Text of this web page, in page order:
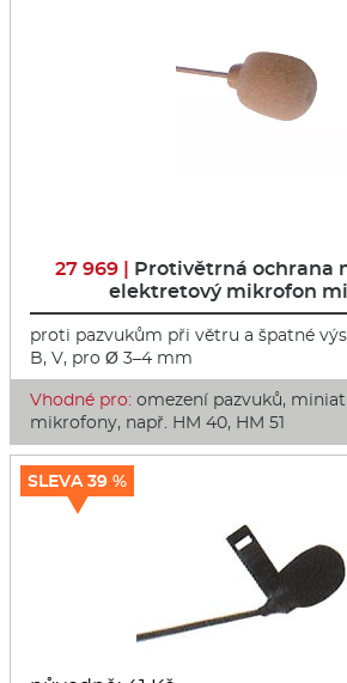
27 969 | Protivětrná ochrana
elektretový mikrofon
proti pazvukům při větru a špatné
B, V, pro Ø 3–4 mm
Vhodné pro: omezení pazvuků,
mikrofony, např. HM 40, HM 51
SLEVA 39 %